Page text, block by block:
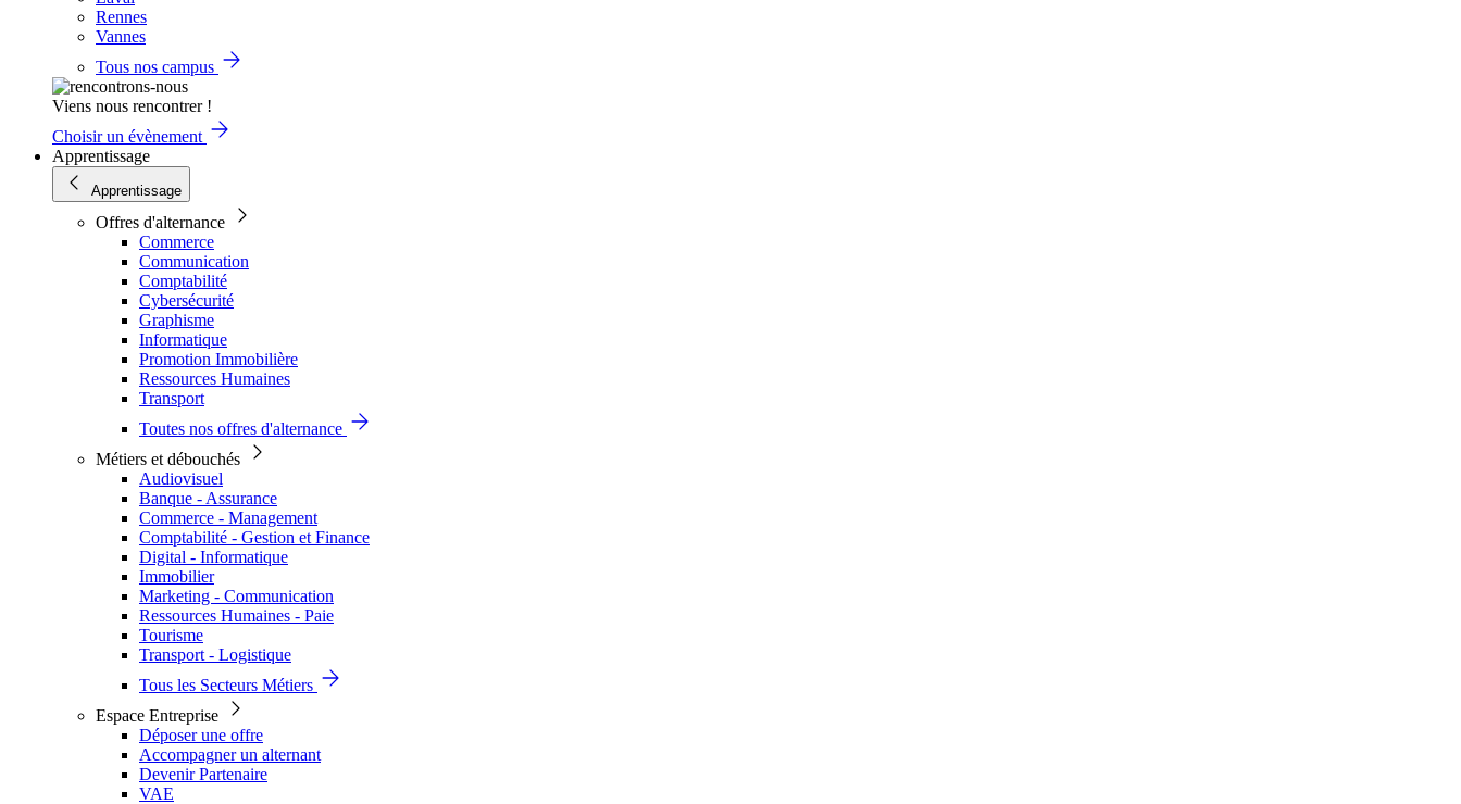
Rennes
Vannes
Tous nos campus
Viens nous rencontrer !
Choisir un évènement
Apprentissage
Apprentissage
Offres d'alternance
Commerce
Communication
Comptabilité
Cybersécurité
Graphisme
Informatique
Promotion Immobilière
Ressources Humaines
Transport
Toutes nos offres d'alternance
Métiers et débouchés
Audiovisuel
Banque - Assurance
Commerce - Management
Comptabilité - Gestion et Finance
Digital - Informatique
Immobilier
Marketing - Communication
Ressources Humaines - Paie
Tourisme
Transport - Logistique
Tous les Secteurs Métiers
Espace Entreprise
Déposer une offre
Accompagner un alternant
Devenir Partenaire
VAE